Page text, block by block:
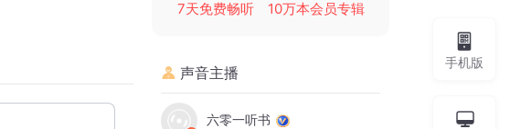
7天免费畅听
10万本会员专辑
声音主播
六零一听书
手机版